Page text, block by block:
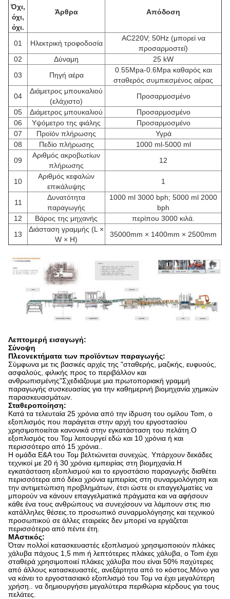
Όχι,
όχι,
όχι.
Άρθρα Απόδοση
01 Ηλεκτρική τροφοδοσία
AC220V; 50Hz (μπορεί να
προσαρμοστεί)
02
Δύναμη
25 kW
03
Πηγή αέρα
0.55Mpa-0.6Mpa καθαρός και
σταθερός συμπιεσμένος αέρας
04
Διάμετρος μπουκαλιού
(ελάχιστο)
Προσαρμοσμένο
05
Διάμετρος μπουκαλιού
Προσαρμοσμένο
06
Υψόμετρο της φιάλης
Προσαρμοσμένο
07
Προϊόν πλήρωσης
Υγρά
08
Πεδίο πλήρωσης
1000 ml-5000 ml
09
Αριθμός ακροβωτίων
πλήρωσης
12
10
Αριθμός κεφαλών
επικάλυψης
1
11
Δυνατότητα
παραγωγής
1000 ml 3000 bph; 5000 ml 2000
bph
12
Βάρος της μηχανής
περίπου 3000 κιλά.
13
Διάσταση γραμμής (L ×
W × H)
35000mm × 1400mm × 2500mm
Λεπτομερή εισαγωγή:
Σύνοψη
Πλεονεκτήματα των προϊόντων παραγωγής:
Σύμφωνα με τις βασικές αρχές της "σταθερής, μαζικής, ευφυούς,
ασφαλούς, φιλικής προς το περιβάλλον και
ανθρωπισμένης"Σχεδιάζουμε μια πρωτοποριακή γραμμή
παραγωγής συσκευασίας για την καθημερινή βιομηχανία χημικών
παρασκευασμάτων.
Σταθεροποίηση:
Κατά τα τελευταία 25 χρόνια από την ίδρυση του ομίλου Tom, ο
εξοπλισμός που παράγεται στην αρχή του εργοστασίου
χρησιμοποιείται κανονικά στην εγκατάσταση του πελάτη.Ο
εξοπλισμός του Τομ λειτουργεί εδώ και 10 χρόνια ή και
περισσότερο από 15 χρόνια..
Η ομάδα Ε&Α του Τομ βελτιώνεται συνεχώς. Υπάρχουν δεκάδες
τεχνικοί με 20 ή 30 χρόνια εμπειρίας στη βιομηχανία.Η
εγκατάσταση εξοπλισμού και το εργοστάσιο παραγωγής διαθέτει
περισσότερα από δέκα χρόνια εμπειρίας στη συναρμολόγηση και
την αντιμετώπιση προβλημάτων, έτσι ώστε οι επαγγελματίες να
μπορούν να κάνουν επαγγελματικά πράγματα και να αφήσουν
κάθε ένα τους ανθρώπους να συνεχίσουν να λάμπουν στις πιο
κατάλληλες θέσεις.το προσωπικό συναρμολόγησης και τεχνικού
προσωπικού σε άλλες εταιρείες δεν μπορεί να εργάζεται
περισσότερο από πέντε έτη.
ΜΑστικός:
Όταν πολλοί κατασκευαστές εξοπλισμού χρησιμοποιούν πλάκες
χάλυβα πάχους 1,5 mm ή λεπτότερες πλάκες χάλυβα, ο Tom έχει
σταθερά χρησιμοποιεί πλάκες χάλυβα που είναι 50% παχύτερες
από άλλους κατασκευαστές, ανεξάρτητα από το κόστος,Μόνο για
να κάνει το εργοστασιακό εξοπλισμό του Τομ να έχει μεγαλύτερη
χρήση.. να δημιουργήσει μεγαλύτερα περιθώρια κέρδους για τους
πελάτες.